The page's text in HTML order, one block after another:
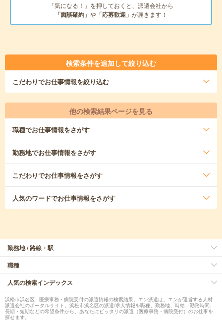
「気になる！」を押しておくと、派遣会社から
「面談確約」 や 「応募歓迎」 が届きます！
検索条件を追加して絞り込む
こだわりでお仕事情報を絞り込む
他の検索結果ページを見る
職種でお仕事情報をさがす
勤務地でお仕事情報をさがす
こだわりでお仕事情報をさがす
人気のワードでお仕事情報をさがす
勤務地 / 路線・駅
職種
人気の検索インデックス
浜松市浜名区 - 医療事務・病院受付の派遣情報の検索結果。エン派遣は、エンが運営する人材
派遣会社のポータルサイト。浜松市浜名区の派遣/求人情報を職種、勤務地、時給、勤務時間、
長期・短期などの希望条件から、あなたにピッタリの派遣（医療事務・病院受付）のお仕事を
探せます。